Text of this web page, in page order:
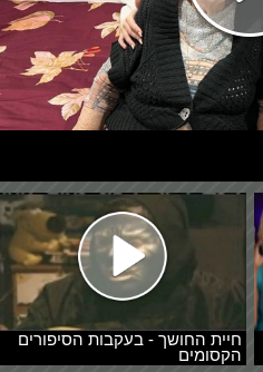
חיית החושך - בעקבות הסיפורים
הקסומים